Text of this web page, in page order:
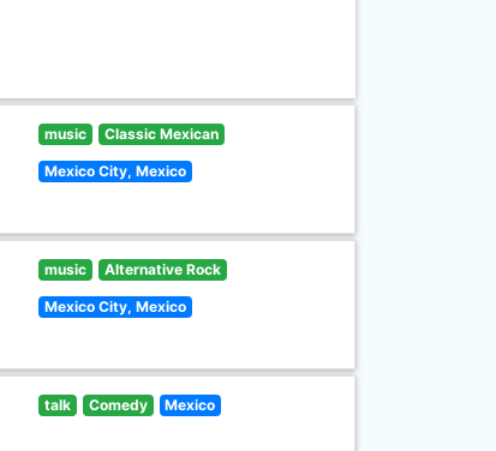
music Classic Mexican
Mexico City, Mexico
music Alternative Rock
Mexico City, Mexico
talk Comedy Mexico